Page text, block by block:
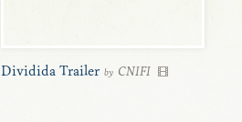
Dividida Trailer by CNIFI